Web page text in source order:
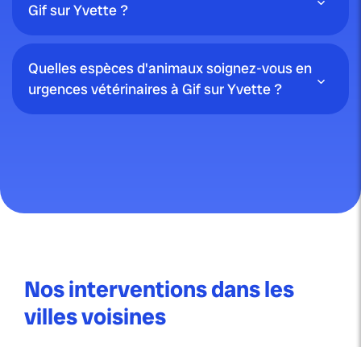
Gif sur Yvette ?
Quelles espèces d'animaux soignez-vous en
urgences vétérinaires à Gif sur Yvette ?
Nos interventions dans les
villes voisines